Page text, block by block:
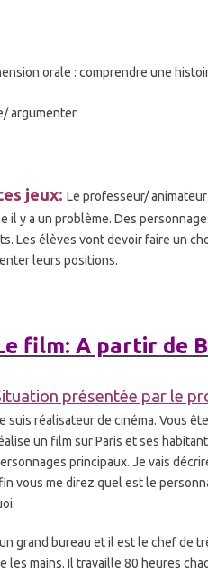
orale : comprendre une
argumenter
jeux: Le professeur/
il y a un problème. Des
Les élèves vont devoir faire un
leurs positions.
film: A partir de
présentée par le
suis réalisateur de cinéma. Vous
un film sur Paris et ses
principaux. Je vais
vous me direz quel est le
grand bureau et il est le chef de
les mains. Il travaille 80 heures